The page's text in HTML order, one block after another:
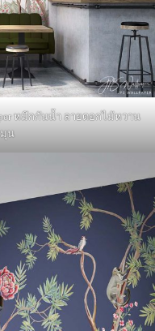
หมึกกันน้ำ ลายดอกไม้หวาน
น